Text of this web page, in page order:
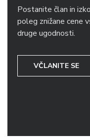
Postanite član in
poleg znižane cene
druge ugodnosti.
VČLANITE SE